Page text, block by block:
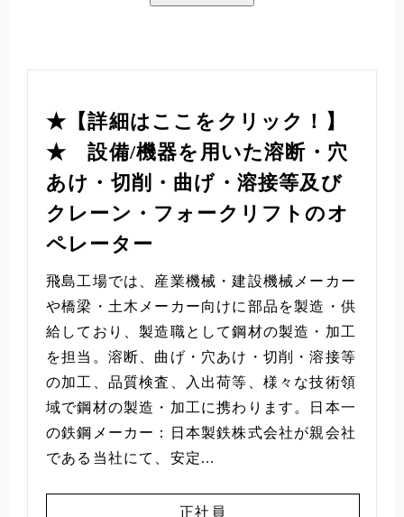
★【詳細はここをクリック！】
★ 設備/機器を用いた溶断・穴
あけ・切削・曲げ・溶接等及び
クレーン・フォークリフトのオ
ペレーター
飛島工場では、産業機械・建設機械メーカー
や橋梁・土木メーカー向けに部品を製造・供
給しており、製造職として鋼材の製造・加工
を担当。溶断、曲げ・穴あけ・切削・溶接等
の加工、品質検査、入出荷等、様々な技術領
域で鋼材の製造・加工に携わります。日本一
の鉄鋼メーカー：日本製鉄株式会社が親会社
である当社にて、安定...
正社員